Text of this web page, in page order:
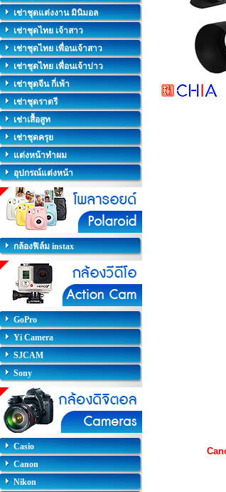
เช่าชุดแต่งงาน มินิมอล
เช่าชุดไทย เจ้าสาว
เช่าชุดไทย เพื่อนเจ้าสาว
เช่าชุดไทย เพื่อนเจ้าบ่าว
เช่าชุดจีน กี่เพ้า
เช่าชุดราตรี
เช่าเสื้อสูท
เช่าชุดครุย
แต่งหน้าทำผม
อุปกรณ์แต่งหน้า
กล้องฟิล์ม instax
GoPro
Yi Camera
SJCAM
Sony
Casio
Canon
Nikon